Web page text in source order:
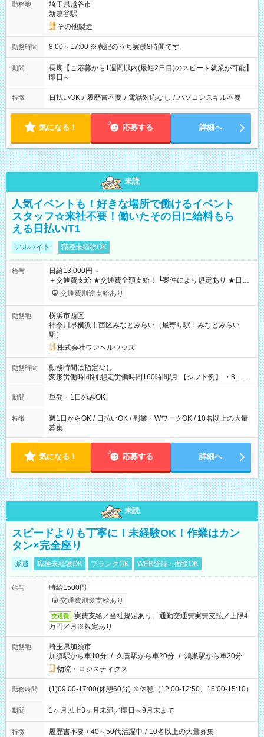
勤務地
埼玉県越谷市
新越谷駅
その他製造
勤務時間 8:00～17:00 ※表記のうち実働8時間です。
期間
長期【ご応募から1週間以内(最短2日目)のスピード就業が可能】
即日～
特徴 日払いOK / 履歴書不要 / 電話対応なし / パソコンスキル不要
気になる！ 応募する 詳細へ
未読
人気イベントも！好きな場所で働けるイベント
スタッフ☆来社不要！働いたその日に給料もら
える日払い/T1
アルバイト 職種未経験OK
給与
日給13,000円～
＋交通費支給 ★交通費全額支給！ ┗案件により規定あり ★日払
いOK！（規定あり） ┗働いたその日に現金GET♪ お仕事後はコ
ンビニATMから 日払い分を引き落とせます！ 【試用期間】試
交通費別途支給あり
勤務地
横浜市西区
神奈川県横浜市西区みなとみらい（最寄り駅：みなとみらい
駅）
株式会社ワンベルウッズ
勤務時間
勤務時間は指定なし
変形労働時間制 想定労働時間160時間/月 【シフト例】 ・8：00
～21：00
期間 単発・1日のみOK
特徴
週1日からOK / 日払いOK / 副業・WワークOK / 10名以上の大量
募集
気になる！ 応募する 詳細へ
未読
スピードよりも丁寧に！未経験OK！作業はカン
タン×完全座り
派遣 職種未経験OK ブランクOK WEB登録・面接OK
給与
時給1500円
交通費別途支給あり
交通費
実費支給／当社規定あり。通勤交通費実費支払／上限4
万円／月※規定あり
勤務地
埼玉県加須市
加須駅から車10分 / 久喜駅から車20分 / 鴻巣駅から車20分
物流・ロジスティクス
勤務時間 (1)09:00-17:00(休憩60分) ※休憩（12:00-12:50、15:00-15:10）
期間 1ヶ月以上3ヶ月未満／即日～9月末まで
特徴 履歴書不要 / 40～50代活躍中 / 10名以上の大量募集